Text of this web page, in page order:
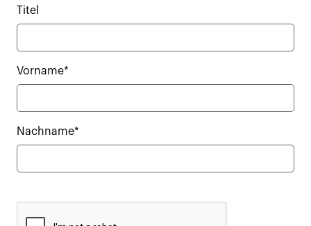
Titel
Vorname*
Nachname*